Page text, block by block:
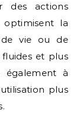
des actions
optimisent la
de vie ou de
et plus
également à
plus